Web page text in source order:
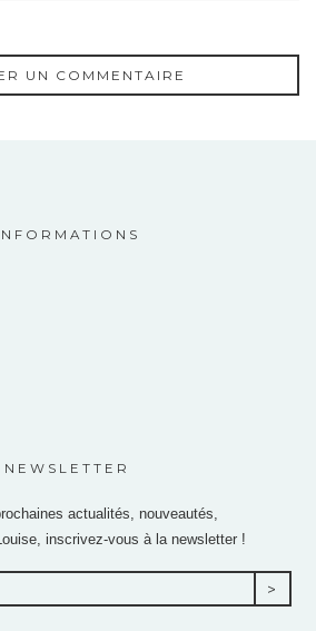
NEWSLETTER
actualités, nouveautés,
inscrivez-vous à la newsletter !